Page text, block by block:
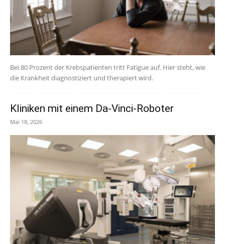
Bei 80 Prozent der Krebspatienten tritt Fatigue auf. Hier steht, wie
die Krankheit diagnostiziert und therapiert wird.
Kliniken mit einem Da-Vinci-Roboter
Mai 18, 2026